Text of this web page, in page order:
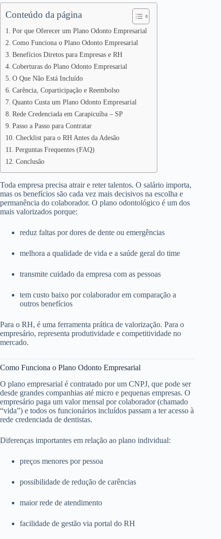
Conteúdo da página
Por que Oferecer um Plano Odonto Empresarial
Como Funciona o Plano Odonto Empresarial
Benefícios Diretos para Empresas e RH
Coberturas do Plano Odonto Empresarial
O Que Não Está Incluído
Carência, Coparticipação e Reembolso
Quanto Custa um Plano Odonto Empresarial
Rede Credenciada em Carapicuíba – SP
Passo a Passo para Contratar
Checklist para o RH Antes da Adesão
Perguntas Frequentes (FAQ)
Conclusão
Toda empresa precisa atrair e reter talentos. O salário importa,
mas os benefícios são cada vez mais decisivos na escolha e
permanência do colaborador. O plano odontológico é um dos
mais valorizados porque:
reduz faltas por dores de dente ou emergências
melhora a qualidade de vida e a saúde geral do time
transmite cuidado da empresa com as pessoas
tem custo baixo por colaborador em comparação a
outros benefícios
Para o RH, é uma ferramenta prática de valorização. Para o
empresário, representa produtividade e competitividade no
mercado.
Como Funciona o Plano Odonto Empresarial
O plano empresarial é contratado por um CNPJ, que pode ser
desde grandes companhias até micro e pequenas empresas. O
empresário paga um valor mensal por colaborador (chamado
“vida”) e todos os funcionários incluídos passam a ter acesso à
rede credenciada de dentistas.
Diferenças importantes em relação ao plano individual:
preços menores por pessoa
possibilidade de redução de carências
maior rede de atendimento
facilidade de gestão via portal do RH